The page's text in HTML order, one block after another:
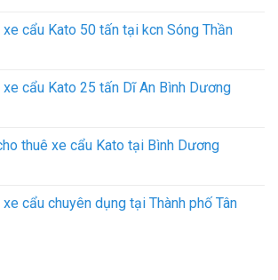
xe cẩu Kato 50 tấn tại kcn Sóng Thần
xe cẩu Kato 25 tấn Dĩ An Bình Dương
thuê xe cẩu Kato tại Bình Dương
xe cẩu chuyên dụng tại Thành phố Tân